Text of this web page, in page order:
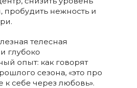
пробудить нежность и
телесная
глубоко
опыт: как говорят
сезона, «это про
к себе через любовь».